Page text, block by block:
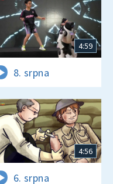
4:59
8. srpna
4:56
6. srpna